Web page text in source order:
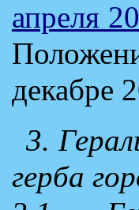
апреля
декабре
3.
герба